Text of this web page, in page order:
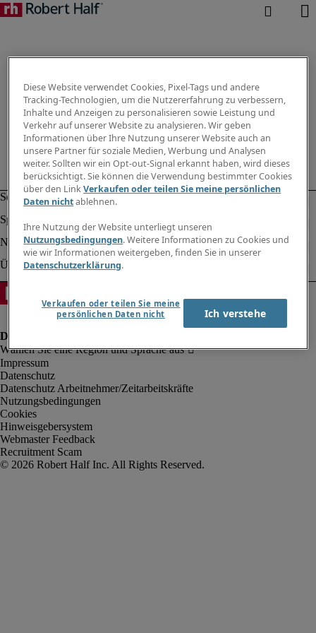
Impressum
Datenschutz
Datenschutz Arbeitnehmer/Zeitarbeitskräfte
Nutzungsbedingungen
Cookies
Hinweisgebersystem
Webmaster Feedback
Recruitment Scam
Diese Website verwendet Cookies, Pixel-Tags und andere
Tracking-Technologien, um die Nutzererfahrung zu verbessern,
Inhalte und Anzeigen zu personalisieren sowie Leistung und
Verkehr auf unserer Website zu analysieren. Wir geben
Informationen über Ihre Nutzung unserer Website auch an
unsere Partner für soziale Medien, Werbung und Analysen
weiter. Sollten wir ein Opt-out-Signal erkannt haben, wird dieses
berücksichtigt. Sie können die Verwendung bestimmter Cookies
über den LinkVerkaufen oder teilen Sie meine persönlichen
Daten nichtablehnen.
Ihre Nutzung der Website unterliegt unseren
Nutzungsbedingungen. Weitere Informationen zu Cookies und
wie wir Informationen weitergeben, finden Sie in unserer
Datenschutzerklärung.
Verkaufen oder teilen Sie meine
persönlichen Daten nicht
Ich verstehe